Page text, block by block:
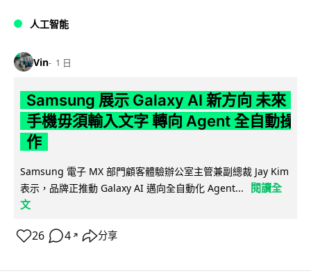
人工智能
Vin 1 日
Samsung 展示 Galaxy AI 新方向 未來
手機毋須輸入文字 轉向 Agent 全自動操
作
Samsung 電子 MX 部門顧客體驗辦公室主管兼副總裁 Jay Kim
表示，品牌正推動 Galaxy AI 邁向全自動化 Agent...
閱讀全
文
26 4 ↗ 分享